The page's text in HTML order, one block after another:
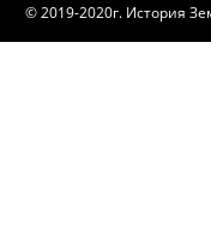
© 2019-2020г. История